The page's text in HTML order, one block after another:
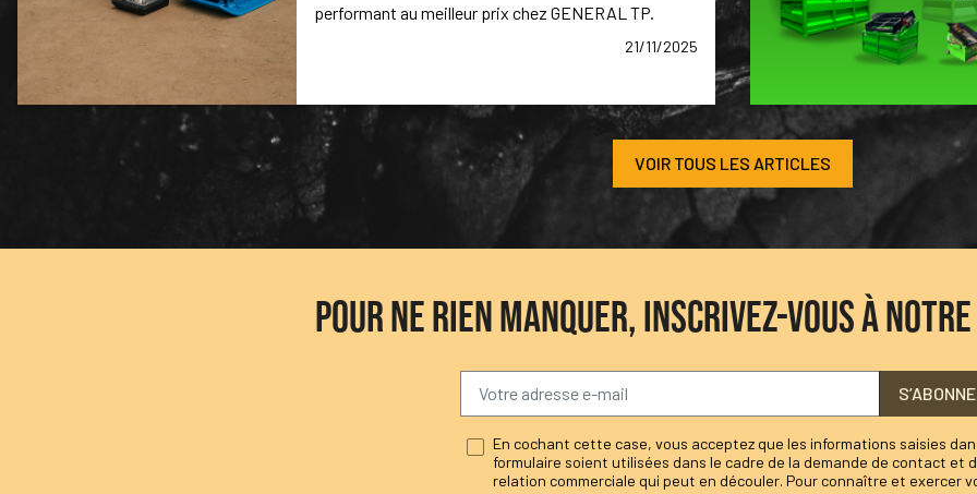
performant au meilleur prix chez GENERAL TP.
21/11/2025
VOIR TOUS LES ARTICLES
POUR NE RIEN MANQUER, INSCRIVEZ-VOUS À
En cochant cette case, vous acceptez que les informations saisies
formulaire soient utilisées dans le cadre de la demande de contact et
relation commerciale qui peut en découler. Pour connaître et exercer